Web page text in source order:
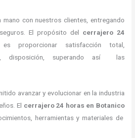
mano con nuestros clientes, entregando
El propósito del cerrajero 24
proporcionar satisfacción total,
disposición, superando así las
avanzar y evolucionar en la industria
El cerrajero 24 horas en Botanico
herramientas y materiales de